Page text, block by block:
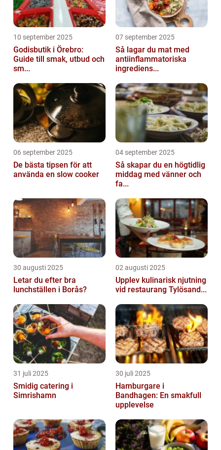
10 september 2025
Godisbutik i Örebro:
Guide till smak, utbud och
sm...
07 september 2025
Så lagar du mat med
antiinflammatoriska
ingrediens...
06 september 2025
De bästa tipsen för att
använda en slow cooker
04 september 2025
Så skapar du en högtidlig
middag med vänner och
fa...
30 augusti 2025
Letar du efter bra
lunchställen i Borås?
02 augusti 2025
Upplev kulinarisk njutning
vid restaurang Tylösand...
31 juli 2025
Smidig catering i
Simrishamn
30 juli 2025
Hamburgare i
Bandhagen: En smakfull
upplevelse